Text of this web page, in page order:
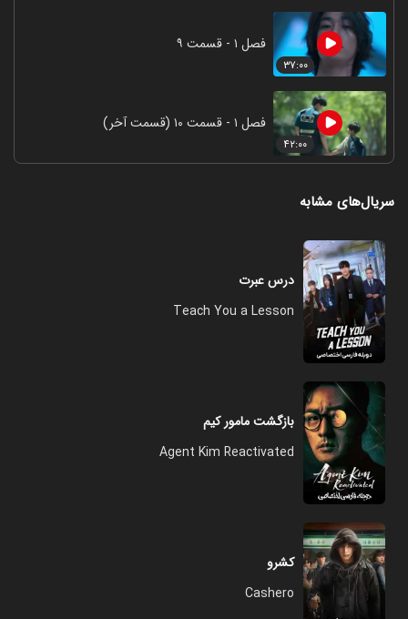
۳۷:۰۰
فصل ۱ - قسمت ۹
۴۲:۰۰
فصل ۱ - قسمت ۱۰ (قسمت آخر)
سریال‌های مشابه
درس عبرت
Teach You a Lesson
بازگشت مامور کیم
Agent Kim Reactivated
کشرو
Cashero